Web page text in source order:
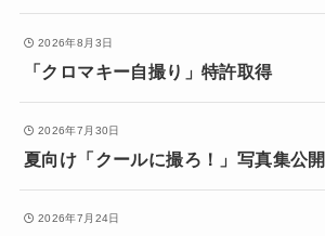
2026年8月3日
「クロマキー自撮り」特許取得
2026年7月30日
夏向け「クールに撮ろ！」写真集公開
2026年7月24日